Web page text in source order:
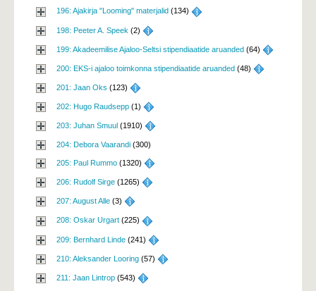
196: Ajakirja "Looming" materjalid (134)
198: Peeter A. Speek (2)
199: Akadeemilise Ajaloo-Seltsi stipendiaatide aruanded (64)
200: EKS-i ajaloo toimkonna stipendiaatide aruanded (48)
201: Jaan Oks (123)
202: Hugo Raudsepp (1)
203: Juhan Smuul (1910)
204: Debora Vaarandi (300)
205: Paul Rummo (1320)
206: Rudolf Sirge (1265)
207: August Alle (3)
208: Oskar Urgart (225)
209: Bernhard Linde (241)
210: Aleksander Looring (57)
211: Jaan Lintrop (543)